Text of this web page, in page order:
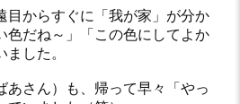
目からすぐに「我が家」が分か
色だね～」「この色にしてよか
した。
あさん）も、帰って早々「やっ